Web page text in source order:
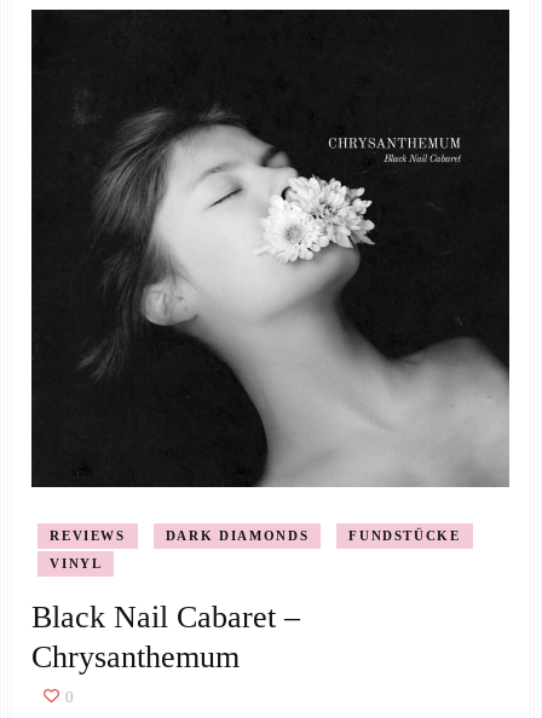
REVIEWS DARK DIAMONDS
FUNDSTÜCKE
VINYL
Black Nail Cabaret –
Chrysanthemum
0